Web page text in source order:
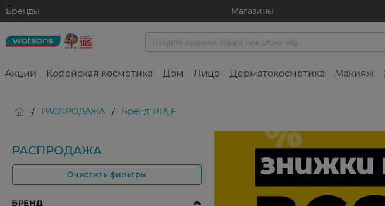
Бренды Магазины
Акции Корейская косметика Дом Лицо Дерматокосметика Макияж
/ РАСПРОДАЖА / Бренд: BREF
РАСПРОДАЖА
Очистить фильтры